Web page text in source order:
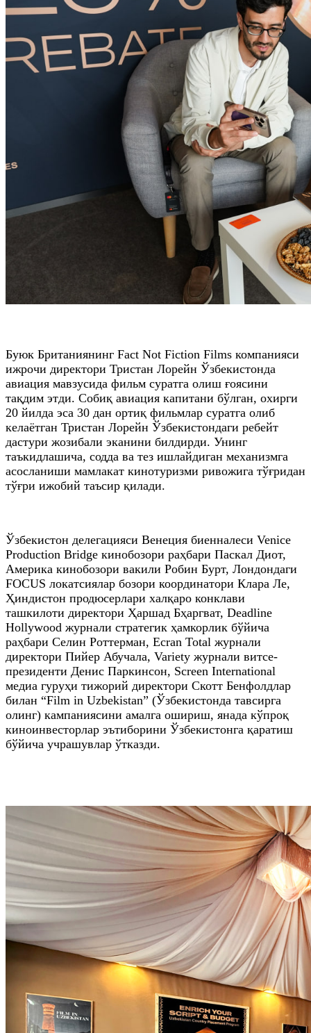
Буюк Британиянинг Fact Not Fiction Films компанияси
ижрочи директори Тристан Лорейн Ўзбекистонда
авиация мавзусида фильм суратга олиш ғоясини
тақдим этди. Собиқ авиация капитани бўлган, охирги
20 йилда эса 30 дан ортиқ фильмлар суратга олиб
келаётган Тристан Лорейн Ўзбекистондаги ребейт
дастури жозибали эканини билдирди. Унинг
таъкидлашича, содда ва тез ишлайдиган механизмга
асосланиши мамлакат кинотуризми ривожига тўғридан
тўғри ижобий таъсир қилади.
Ўзбекистон делегацияси Венеция биенналеси Venice
Production Bridge кинобозори раҳбари Паскал Диот,
Америка кинобозори вакили Робин Бурт, Лондондаги
FOCUS локатсиялар бозори координатори Клара Ле,
Ҳиндистон продюсерлари халқаро конклави
ташкилоти директори Ҳаршад Бҳаргвaт, Deadline
Hollywood журнали стратегик ҳамкорлик бўйича
раҳбари Селин Роттерман, Ecran Total журнали
директори Пийер Абучала, Variety журнали витсе-
президенти Денис Паркинсон, Screen International
медиа гуруҳи тижорий директори Скотт Бенфолдлар
билан “Film in Uzbekistan” (Ўзбекистонда тавсирга
олинг) кампаниясини амалга ошириш, янада кўпроқ
киноинвесторлар эътиборини Ўзбекистонга қаратиш
бўйича учрашувлар ўтказди.